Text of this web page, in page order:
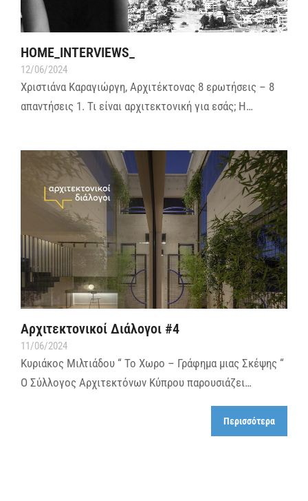
HOME_INTERVIEWS_
12/06/2024
Χριστιάνα Καραγιώργη, Αρχιτέκτονας 8 ερωτήσεις – 8
απαντήσεις 1. Τι είναι αρχιτεκτονική για εσάς; Η…
Αρχιτεκτονικοί Διάλογοι #4
11/06/2024
Κυριάκος Μιλτιάδου “ Το Χωρο – Γράφημα μιας Σκέψης “
Ο Σύλλογος Αρχιτεκτόνων Κύπρου παρουσιάζει…
Περισσότερα